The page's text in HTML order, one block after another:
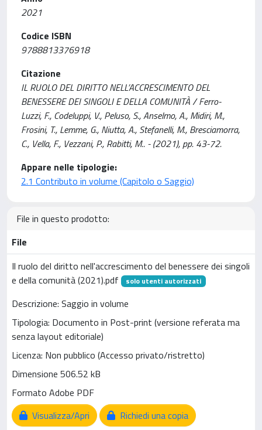
2021
Codice ISBN
9788813376918
Citazione
IL RUOLO DEL DIRITTO NELL’ACCRESCIMENTO DEL
BENESSERE DEI SINGOLI E DELLA COMUNITÀ / Ferro-
Luzzi, F., Codeluppi, V., Peluso, S., Anselmo, A., Midiri, M.,
Frosini, T., Lemme, G., Niutta, A., Stefanelli, M., Bresciamorra,
C., Vella, F., Vezzani, P., Rabitti, M.. - (2021), pp. 43-72.
Appare nelle tipologie:
2.1 Contributo in volume (Capitolo o Saggio)
File in questo prodotto:
File
Il ruolo del diritto nell'accrescimento del benessere dei singoli
e della comunità (2021).pdf
solo utenti autorizzati
Descrizione: Saggio in volume
Tipologia: Documento in Post-print (versione referata ma
senza layout editoriale)
Licenza: Non pubblico (Accesso privato/ristretto)
Dimensione 506.52 kB
Formato Adobe PDF
Visualizza/Apri
Richiedi una copia